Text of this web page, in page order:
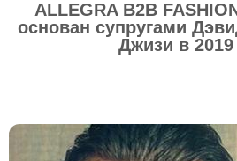
ALLEGRA B2B
основан супругами
Джизи в 2019